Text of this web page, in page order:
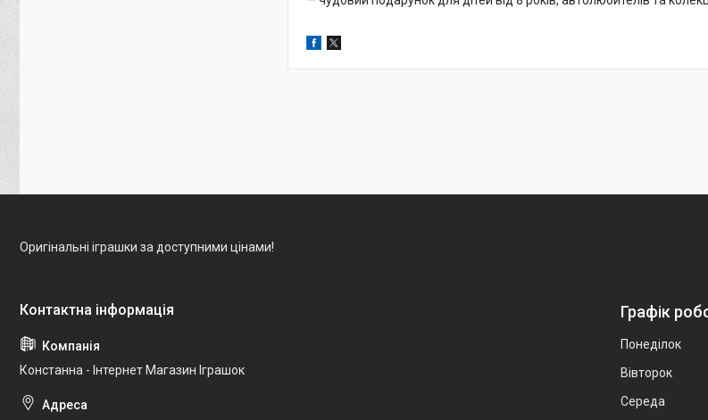
Оригінальні іграшки за доступними цінами!
Констанна - Інтернет Магазин Іграшок
Графік
Понеділок
Вівторок
Середа